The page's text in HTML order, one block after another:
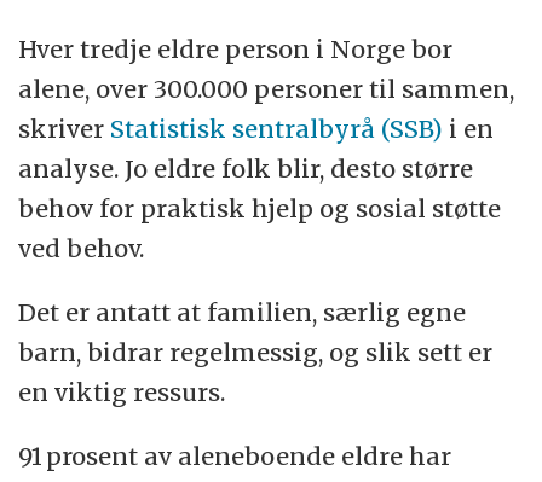
Hver tredje eldre person i Norge bor
alene, over 300.000 personer til sammen,
skriver Statistisk sentralbyrå (SSB) i en
analyse. Jo eldre folk blir, desto større
behov for praktisk hjelp og sosial støtte
ved behov.
Det er antatt at familien, særlig egne
barn, bidrar regelmessig, og slik sett er
en viktig ressurs.
91 prosent av aleneboende eldre har